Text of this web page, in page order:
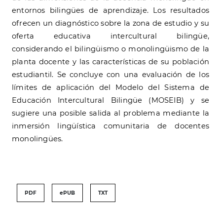
entornos bilingües de aprendizaje. Los resultados
ofrecen un diagnóstico sobre la zona de estudio y su
oferta educativa intercultural bilingüe,
considerando el bilingüismo o monolingüismo de la
planta docente y las características de su población
estudiantil. Se concluye con una evaluación de los
límites de aplicación del Modelo del Sistema de
Educación Intercultural Bilingüe (MOSEIB) y se
sugiere una posible salida al problema mediante la
inmersión lingüística comunitaria de docentes
monolingües.
PDF ePUB TXT